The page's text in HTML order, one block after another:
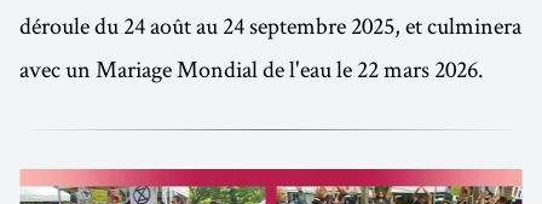
déroule du 24 août au 24 septembre 2025, et culminera
avec un Mariage Mondial de l'eau le 22 mars 2026.